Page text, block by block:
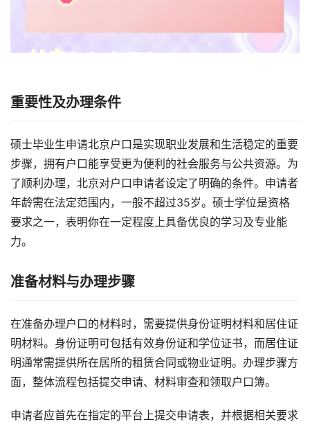
重要性及办理条件
硕士毕业生申请北京户口是实现职业发展和生活稳定的重要
步骤，拥有户口能享受更为便利的社会服务与公共资源。为
了顺利办理，北京对户口申请者设定了明确的条件。申请者
年龄需在法定范围内，一般不超过35岁。硕士学位是资格
要求之一，表明你在一定程度上具备优良的学习及专业能
力。
准备材料与办理步骤
在准备办理户口的材料时，需要提供身份证明材料和居住证
明材料。身份证明可包括有效身份证和学位证书，而居住证
明通常需提供所在居所的租赁合同或物业证明。办理步骤方
面，整体流程包括提交申请、材料审查和领取户口簿。
申请者应首先在指定的平台上提交申请表，并根据相关要求